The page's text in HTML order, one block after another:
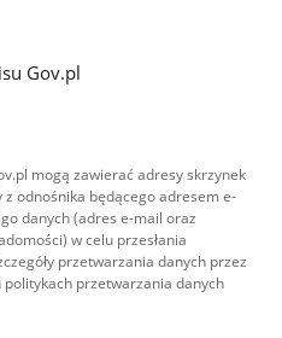
Gov.pl
mogą zawierać adresy skrzynek
odnośnika będącego adresem e-
danych (adres e-mail oraz
w celu przesłania
przetwarzania danych przez
przetwarzania danych